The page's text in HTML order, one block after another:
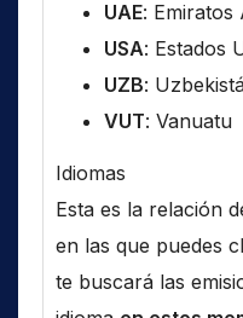
UAE: Emiratos
USA: Estados
UZB:
VUT: Vanuatu
Idiomas
Esta es la relación
en las que puedes
te buscará las